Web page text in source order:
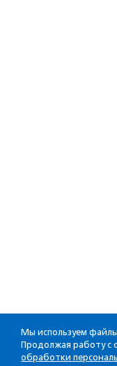
Мы используем
Продолжая работу с
обработки